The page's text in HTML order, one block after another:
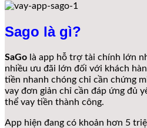
Sago là gì?
SaGo là app hỗ trợ tài chính lớn
nhiều ưu đãi lớn đối với khách
tiền nhanh chóng chỉ cần chứng
vay đơn giản chỉ cần đáp ứng đủ
thể vay tiền thành công.
App hiện đang có khoản hơn 5